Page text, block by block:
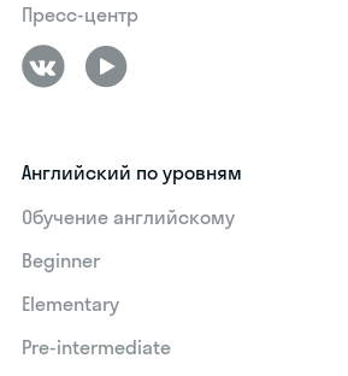
Пресс-центр
Английский по уровням
Обучение английскому
Beginner
Elementary
Pre-intermediate